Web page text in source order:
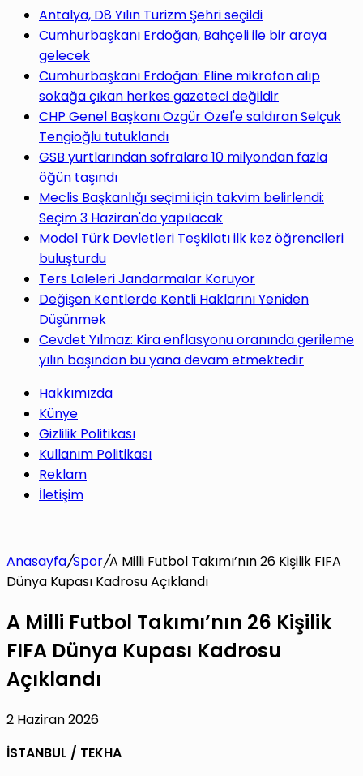
yap
...
Antalya, D8 Yılın Turizm Şehri seçildi
Cumhurbaşkanı Erdoğan, Bahçeli ile bir araya
gelecek
Cumhurbaşkanı Erdoğan: Eline mikrofon alıp
sokağa çıkan herkes gazeteci değildir
CHP Genel Başkanı Özgür Özel'e saldıran Selçuk
Tengioğlu tutuklandı
GSB yurtlarından sofralara 10 milyondan fazla
öğün taşındı
Meclis Başkanlığı seçimi için takvim belirlendi:
Seçim 3 Haziran'da yapılacak
Model Türk Devletleri Teşkilatı ilk kez öğrencileri
buluşturdu
Ters Laleleri Jandarmalar Koruyor
Değişen Kentlerde Kentli Haklarını Yeniden
Düşünmek
Cevdet Yılmaz: Kira enflasyonu oranında gerileme
yılın başından bu yana devam etmektedir
Hakkımızda
Künye
Gizlilik Politikası
Kullanım Politikası
Reklam
İletişim
Anasayfa/Spor/A Milli Futbol Takımı’nın 26 Kişilik FIFA
Dünya Kupası Kadrosu Açıklandı
A Milli Futbol Takımı’nın 26 Kişilik
FIFA Dünya Kupası Kadrosu
Açıklandı
2 Haziran 2026
İSTANBUL / TEKHA